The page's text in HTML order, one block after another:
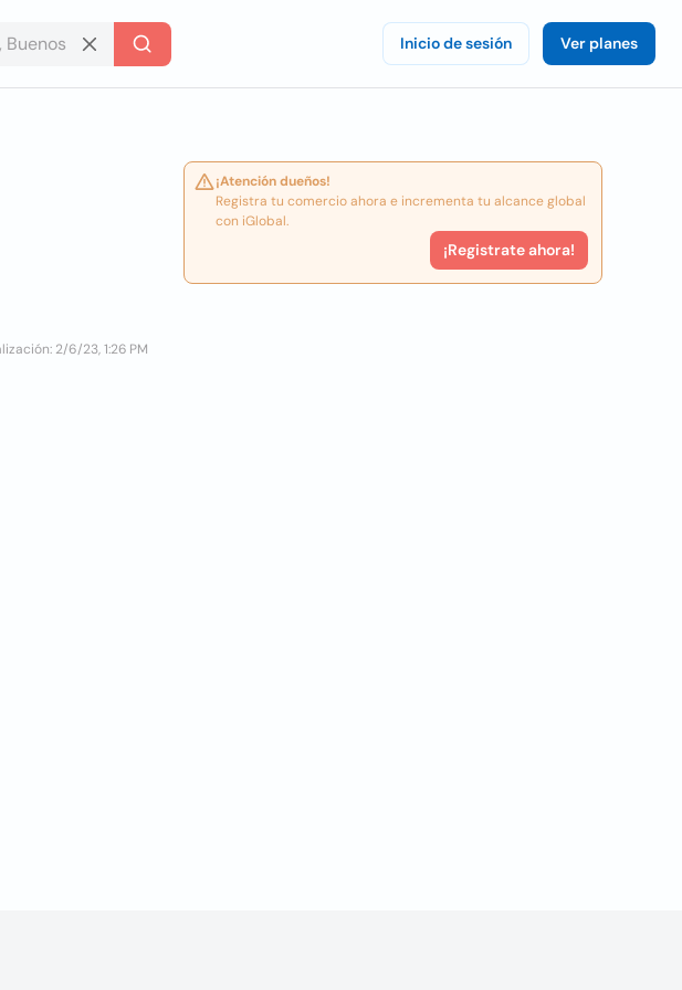
Inicio de sesión Ver planes
2/6/23, 1:26 PM
¡Atención dueños!
Registra tu comercio ahora e incrementa tu alcance global
con iGlobal.
¡Registrate ahora!